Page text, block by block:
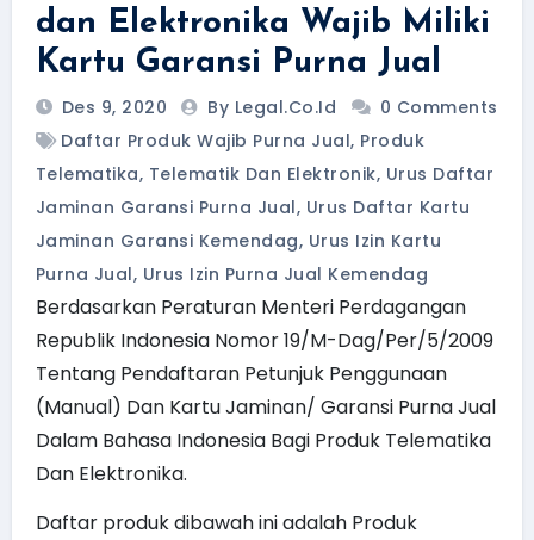
dan Elektronika Wajib Miliki
Kartu Garansi Purna Jual
Des 9, 2020 By Legal.Co.id
0 Comments
Daftar Produk Wajib Purna Jual, Produk
Telematika, Telematik Dan Elektronik, Urus Daftar
Jaminan Garansi Purna Jual, Urus Daftar Kartu
Jaminan Garansi Kemendag, Urus Izin Kartu
Purna Jual, Urus Izin Purna Jual Kemendag
Berdasarkan Peraturan Menteri Perdagangan
Republik Indonesia Nomor 19/M-Dag/Per/5/2009
Tentang Pendaftaran Petunjuk Penggunaan
(Manual) Dan Kartu Jaminan/ Garansi Purna Jual
Dalam Bahasa Indonesia Bagi Produk Telematika
Dan Elektronika.
Daftar produk dibawah ini adalah Produk